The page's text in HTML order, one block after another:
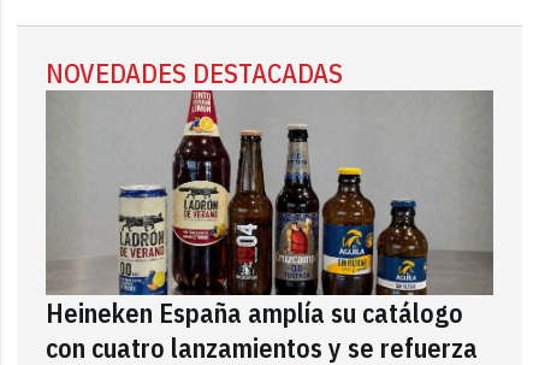
NOVEDADES DESTACADAS
Heineken España amplía su catálogo
con cuatro lanzamientos y se refuerza